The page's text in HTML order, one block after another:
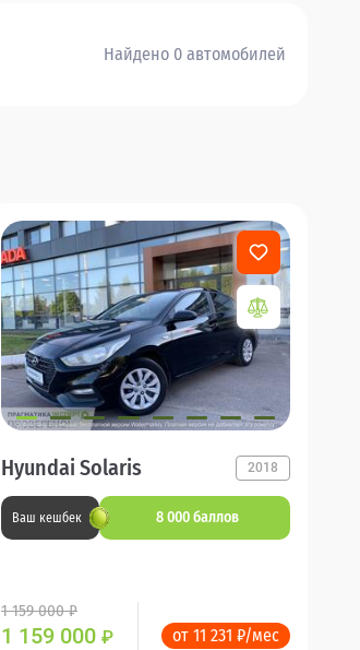
Найдено 0 автомобилей
Hyundai Solaris 2018
Ваш кешбек 8 000 баллов
1 159 000 ₽
1 159 000 ₽ от 11 231 ₽/мес